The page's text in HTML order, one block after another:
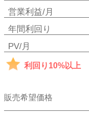
営業利益/月
年間利回り
PV/月
利回り10%以上
販売希望価格